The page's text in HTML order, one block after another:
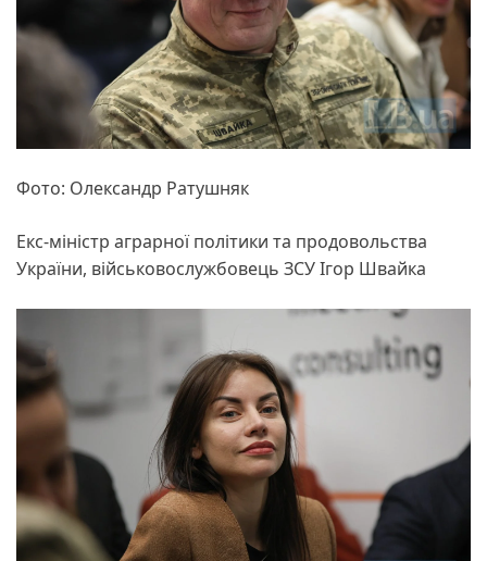
Фото: Олександр Ратушняк
Екс-міністр аграрної політики та продовольства
України, військовослужбовець ЗСУ Ігор Швайка